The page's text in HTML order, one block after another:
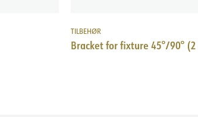
TILBEHØR
Bracket for fixture 45°/90°